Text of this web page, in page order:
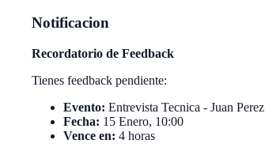
Notificacion
Recordatorio de Feedback
Tienes feedback pendiente:
Evento: Entrevista Tecnica - Juan Perez
Fecha: 15 Enero, 10:00
Vence en: 4 horas